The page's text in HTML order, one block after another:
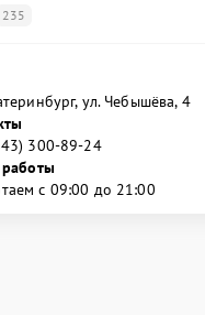
235
ул. Чебышёва, 4
300-89-24
с 09:00 до 21:00